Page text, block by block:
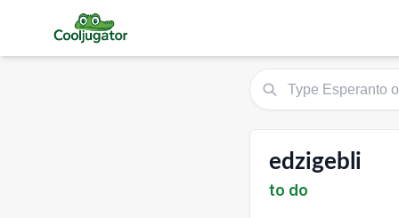
edzigebli
to do